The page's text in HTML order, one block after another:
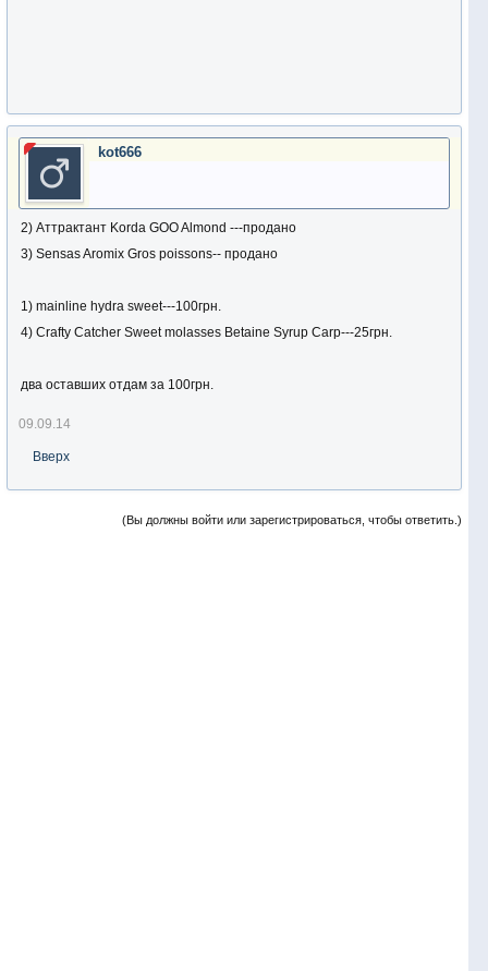
kot666
2) Аттрактант Korda GOO Almond ---продано
3) Sensas Aromix Gros poissons-- продано
1) mainline hydra sweet---100грн.
4) Crafty Catcher Sweet molasses Betaine Syrup Carp---25грн.
два оставших отдам за 100грн.
09.09.14
Вверх
(Вы должны войти или зарегистрироваться, чтобы ответить.)